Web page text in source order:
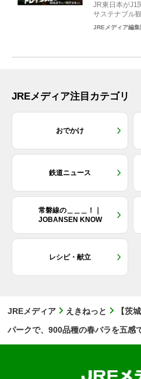
JR東日本がJ1
サステナブル
ブ×トレイン...
JREメディア編集
JREメディア注目カテゴリ
おでかけ
鉄道ニュース
常磐線の＿＿＿！｜
JOBANSEN KNOW
レシピ・献立
JREメディア えきねっと
【茨
パークで、900品種の春バラを五感